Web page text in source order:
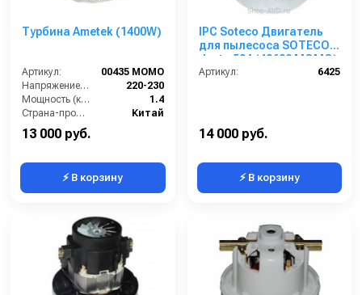
Турбина Ametek (1400W)
Артикул:
00435 MOMO
Напряжение (В):
220-230
Мощность (кВт):
1.4
Страна-производитель:
Китай
13 000 руб.
⚡ В корзину
IPC Soteco Двигатель
для пылесоса SOTECO
Justo 504 (49602 MOMO)
Артикул: 6425
14 000 руб.
⚡ В корзину